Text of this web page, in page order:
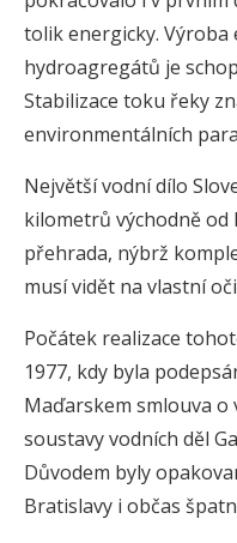
tolik energicky. Výroba
hydroagregátů je
Stabilizace toku řeky
environmentálních
Největší vodní dílo
kilometrů východně od
přehrada, nýbrž
musí vidět na vlastní
Počátek realizace
1977, kdy byla
Maďarskem smlouva o
soustavy vodních děl
Důvodem byly
Bratislavy i občas